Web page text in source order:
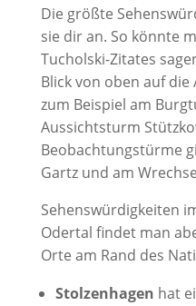
Die größte
sie dir an. So könnte
Tucholski-Zitates
Blick von oben auf
zum Beispiel am
Aussichtsturm
Beobachtungstürme
Gartz und am
Sehenswürdigkeiten
Odertal findet man
Orte am Rand des
Stolzenhagen hat